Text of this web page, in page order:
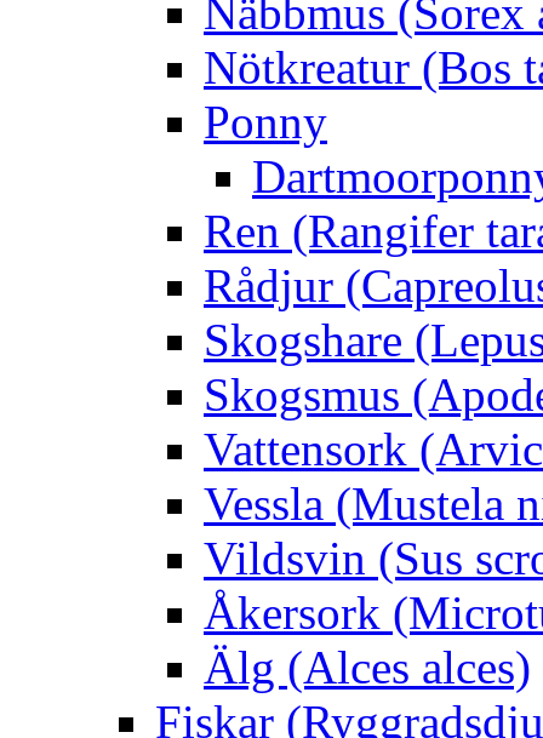
Näbbmus (Sorex
Nötkreatur (Bos
Ponny
Ren (Rangifer
Rådjur
Skogshare
Skogsmus
Vattensork
Vessla (Mustela
Vildsvin (Sus
Åkersork
Älg (Alces alces)
Fiskar